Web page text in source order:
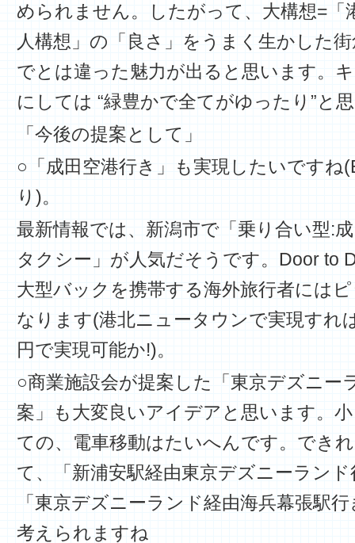
められません。したがって、大構想=「
人構想」の「良さ」をうまく生かした
でとは違った魅力が出ると思います。
にしては “緑豊かで全てがゆったり”と
「今後の提案として」
○「成田空港行き」も実現したいです
り)。
最新情報では、新潟市で「乗り合い型:
タクシー」が人気だそうです。Door to
大型バックを携帯する海外旅行者には
なります(港北ニュータウンで実現すれ
円で実現可能か!)。
○商業施設会が提案した「東京デズニー
案」も大変良いアイデアと思います。
ての、電車移動はたいへんです。でき
て、「新浦安駅経由東京デズニーラン
「東京デズニーランド経由海兵幕張駅
考えられますね